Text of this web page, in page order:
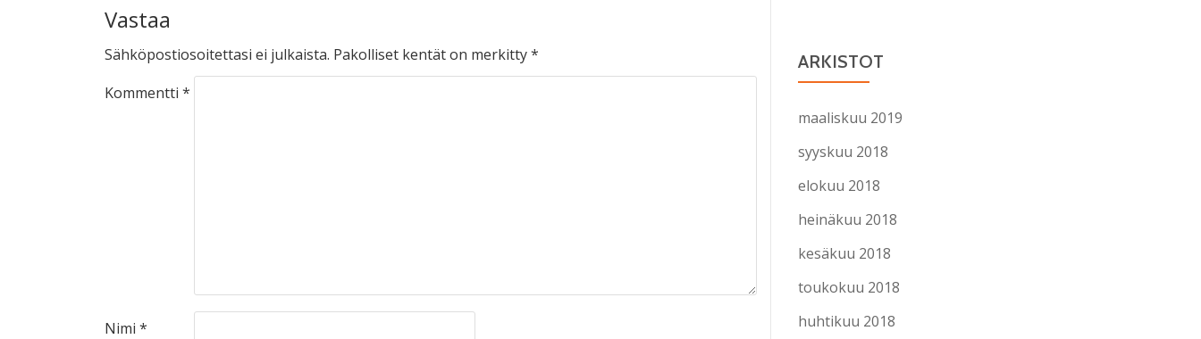
Vastaa
Sähköpostiosoitettasi ei julkaista. Pakolliset kentät on merkitty*
Kommentti *
Nimi *
ARKISTOT
maaliskuu 2019
syyskuu 2018
elokuu 2018
heinäkuu 2018
kesäkuu 2018
toukokuu 2018
huhtikuu 2018